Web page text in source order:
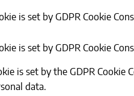
is set by GDPR Cookie
is set by GDPR Cookie
is set by the GDPR
data.